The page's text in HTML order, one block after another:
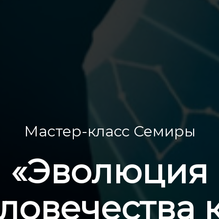
Мастер-класс Семиры
«Эволюция